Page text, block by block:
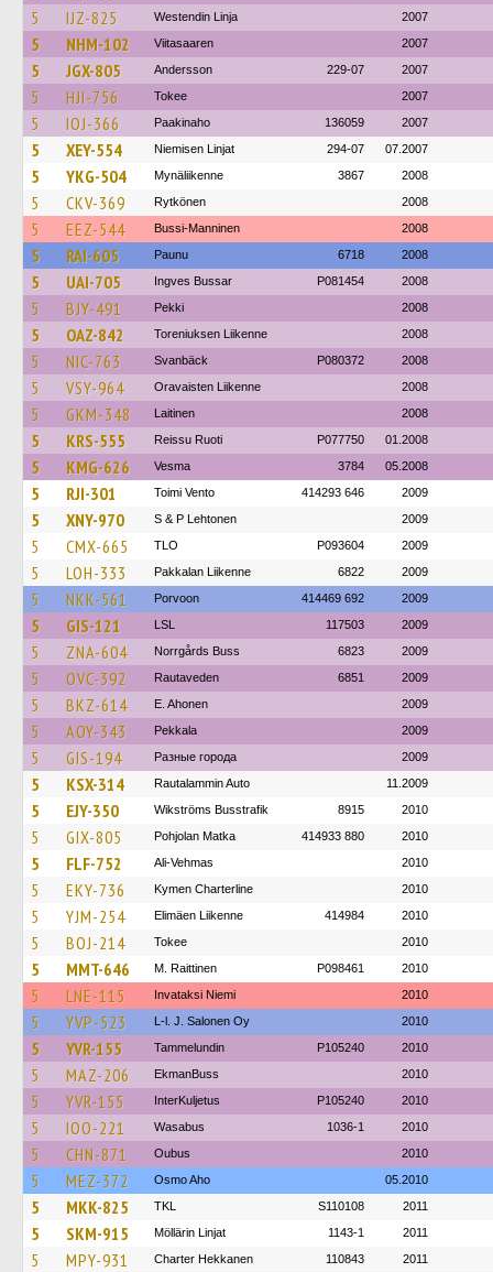
5 IJZ-825 Westendin Linja 2007
5 NHM-102 Viitasaaren 2007
5 JGX-805 Andersson 229-07 2007
5 HJI-756 Tokee 2007
5 IOJ-366 Paakinaho 136059 2007
5 XEY-554 Niemisen Linjat 294-07 07.2007
5 YKG-504 Mynäliikenne 3867 2008
5 CKV-369 Rytkönen 2008
5 EEZ-544 Bussi-Manninen 2008
5 RAI-605 Paunu 6718 2008
5 UAI-705 Ingves Bussar P081454 2008
5 BJY-491 Pekki 2008
5 OAZ-842 Toreniuksen Liikenne 2008
5 NIC-763 Svanbäck P080372 2008
5 VSY-964 Oravaisten Liikenne 2008
5 GKM-348 Laitinen 2008
5 KRS-555 Reissu Ruoti P077750 01.2008
5 KMG-626 Vesma 3784 05.2008
5 RJI-301 Toimi Vento 414293 646 2009
5 XNY-970 S & P Lehtonen 2009
5 CMX-665 TLO P093604 2009
5 LOH-333 Pakkalan Liikenne 6822 2009
5 NKK-561 Porvoon 414469 692 2009
5 GIS-121 LSL 117503 2009
5 ZNA-604 Norrgårds Buss 6823 2009
5 OVC-392 Rautaveden 6851 2009
5 BKZ-614 E. Ahonen 2009
5 AOY-343 Pekkala 2009
5 GIS-194 Разные города 2009
5 KSX-314 Rautalammin Auto 11.2009
5 EJY-350 Wikströms Busstrafik 8915 2010
5 GIX-805 Pohjolan Matka 414933 880 2010
5 FLF-752 Ali-Vehmas 2010
5 EKY-736 Kymen Charterline 2010
5 YJM-254 Elimäen Liikenne 414984 2010
5 BOJ-214 Tokee 2010
5 MMT-646 M. Raittinen P098461 2010
5 LNE-115 Invataksi Niemi 2010
5 YVP-523 L-l. J. Salonen Oy 2010
5 YVR-155 Tammelundin P105240 2010
5 MAZ-206 EkmanBuss 2010
5 YVR-155 InterKuljetus P105240 2010
5 IOO-221 Wasabus 1036-1 2010
5 CHN-871 Oubus 2010
5 MEZ-372 Osmo Aho 05.2010
5 MKK-825 TKL S110108 2011
5 SKM-915 Möllärin Linjat 1143-1 2011
5 MPY-931 Charter Hekkanen 110843 2011